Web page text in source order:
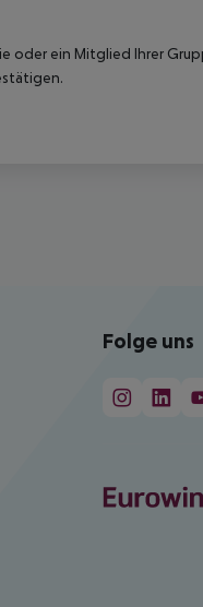
oder ein Mitglied Ihrer
Folge uns